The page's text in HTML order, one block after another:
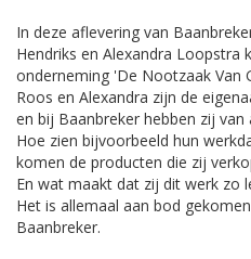
In deze aflevering van
Hendriks en Alexandra Loopstra
onderneming 'De Nootzaak Van
Roos en Alexandra zijn de
en bij Baanbreker hebben zij
Hoe zien bijvoorbeeld hun
komen de producten die zij
En wat maakt dat zij dit werk zo
Het is allemaal aan bod
Baanbreker.